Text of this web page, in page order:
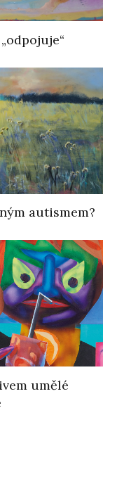
autismem?
umělé